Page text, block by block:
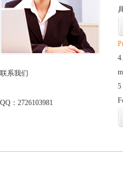
联系我们
QQ：2726103981
5